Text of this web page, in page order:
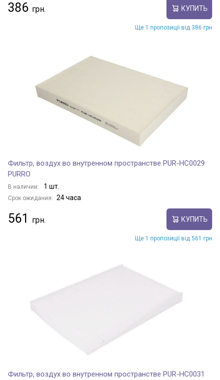
386 КУПИТЬ
Ще 1 пропозиції від 386 грн
Фильтр, воздух во внутренном пространстве PUR-HC0029
PURRO
В наличии: 1 шт.
Срок ожидания: 24 часа
561 КУПИТЬ
Ще 1 пропозиції від 561 грн
Фильтр, воздух во внутренном пространстве PUR-HC0031